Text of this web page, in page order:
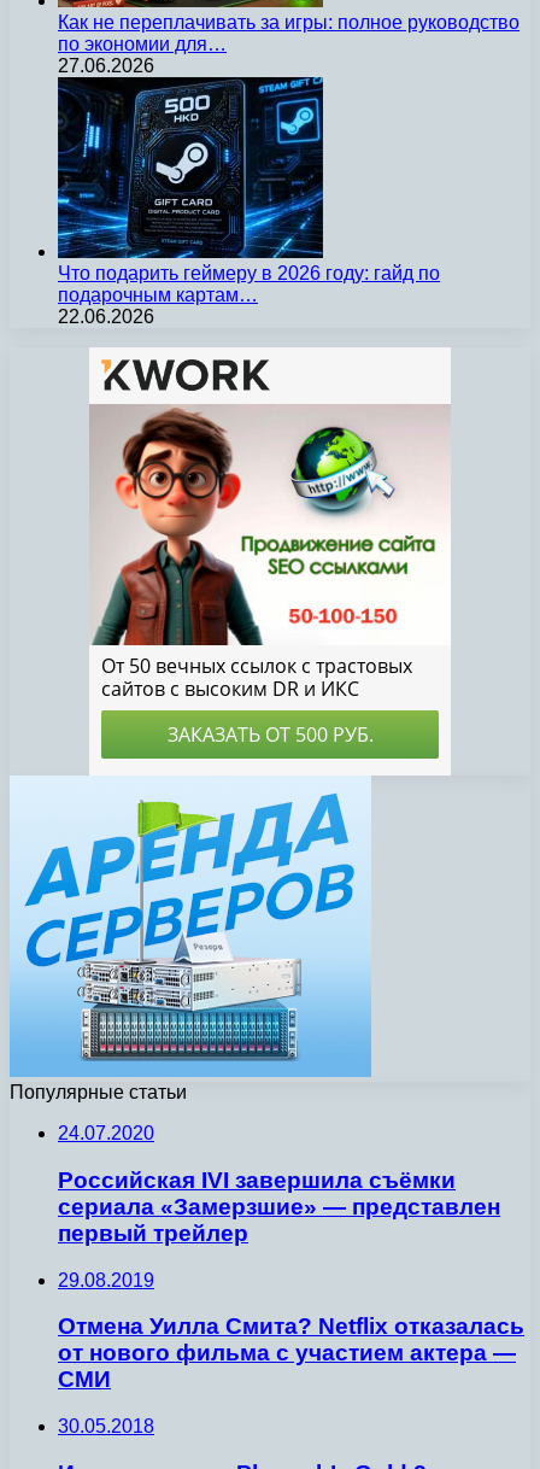
Как не переплачивать за игры: полное руководство
по экономии для…
27.06.2026
Что подарить геймеру в 2026 году: гайд по
подарочным картам…
22.06.2026
Популярные статьи
24.07.2020
Российская IVI завершила съёмки
сериала «Замерзшие» — представлен
первый трейлер
29.08.2019
Отмена Уилла Смита? Netflix отказалась
от нового фильма с участием актера —
СМИ
30.05.2018